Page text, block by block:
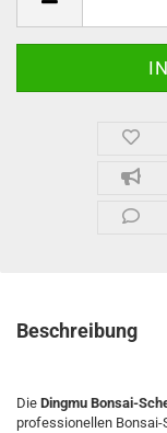
Beschreibung
Die Dingmu Bonsai-
professionellen Bonsai-